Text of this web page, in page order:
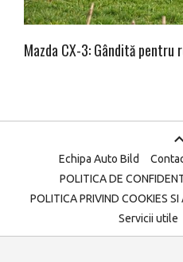
Mazda CX-3: Gândită pentru
Echipa Auto Bild
POLITICA DE
POLITICA PRIVIND COOKIES
Servicii utile